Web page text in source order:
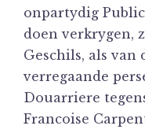
onpartydig
doen verkrygen,
Geschils, als van
verregaande
Douarriere
Francoise